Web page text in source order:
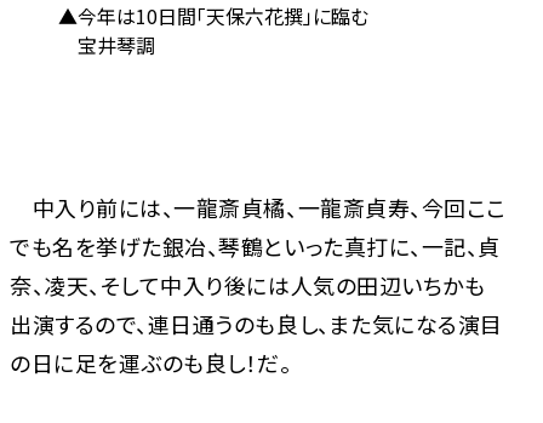
今年は10日間「天保六花撰」に臨む
宝井琴調
中入り前には、一龍斎貞橘、一龍斎貞寿、今回ここ
でも名を挙げた銀冶、琴鶴といった真打に、一記、貞
奈、凌天、そして中入り後には人気の田辺いちかも
出演するので、連日通うのも良し、また気になる演目
の日に足を運ぶのも良し！だ。